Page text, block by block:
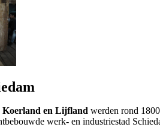
Koerland en Lijfland werden rond
werk- en industriestad